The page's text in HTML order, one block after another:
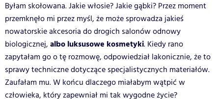
Byłam skołowana. Jakie włosie? Jakie gąbki? Przez moment
przemknęło mi przez myśl, że może sprowadza jakieś
nowatorskie akcesoria do drogich salonów odnowy
biologicznej, albo luksusowe kosmetyki. Kiedy rano
zapytałam go o tę rozmowę, odpowiedział lakonicznie, że to
sprawy techniczne dotyczące specjalistycznych materiałów.
Zaufałam mu. W końcu dlaczego miałabym wątpić w
człowieka, który zapewniał mi tak wygodne życie?